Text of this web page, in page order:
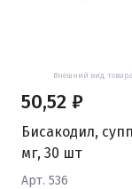
Внешний вид
Бисакодил,
мг, 30 шт
Арт. 536
50,52 ₽